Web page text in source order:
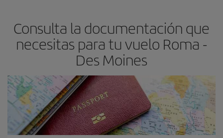
Consulta la documentación que
necesitas para tu vuelo Roma -
Des Moines